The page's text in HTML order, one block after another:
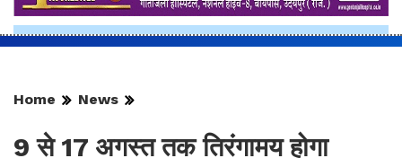
Home News
9 से 17 अगस्त तक तिरंगामय होगा